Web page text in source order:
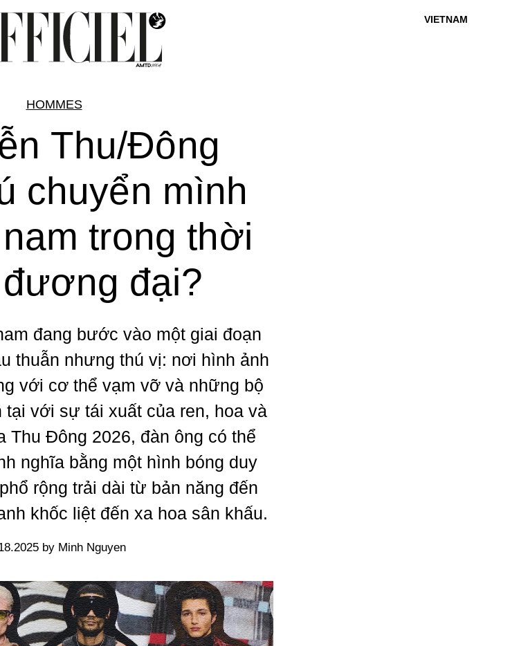
VIETNAM
HOMMES
Thu/Đông
chuyển mình
trong thời
đại?
đang bước vào một giai đoạn
thuẫn nhưng thú vị: nơi hình ảnh
với cơ thể vạm vỡ và những bộ
tại với sự tái xuất của ren, hoa và
Thu Đông 2026, đàn ông có thể
nghĩa bằng một hình bóng duy
rộng trải dài từ bản năng đến
khốc liệt đến xa hoa sân khấu.
by Minh Nguyen